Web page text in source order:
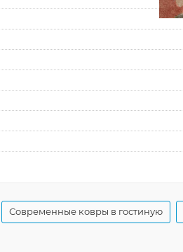
Современные ковры в гостиную